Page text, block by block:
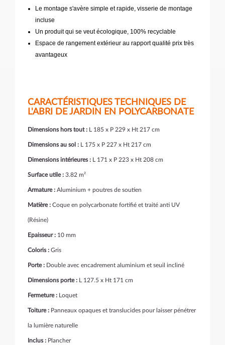
Le montage s'avère simple et rapide, visserie de montage
incluse
Un produit qui se veut écologique, 100% recyclable
Espace de rangement extérieur au rapport qualité prix très
avantageux
CARACTÉRISTIQUES TECHNIQUES DE
L'ABRI DE JARDIN EN POLYCARBONATE
Dimensions hors tout : L 185 x P 229 x Ht 217 cm
Dimensions au sol : L 175 x P 227 x Ht 217 cm
Dimensions intérieures : L 171 x P 223 x Ht 208 cm
Surface utile : 3.82 m²
Armature : Aluminium + poutres de soutien
Matière : Coque en polycarbonate fortifié et traité anti UV
(Résine)
Epaisseur : 10 mm
Coloris : Gris
Porte : Double avec encadrement aluminium et seuil incliné
Dimensions porte : L 127.5 x Ht 171 cm
Fermeture : Loquet
Toiture : Panneaux opaques et translucides pour laisser pénétrer
la lumière naturelle
Inclus : Plancher